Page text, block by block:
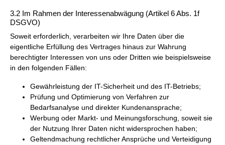
3.2 Im Rahmen der Interessenabwägung (Artikel 6 Abs. 1f
DSGVO)
Soweit erforderlich, verarbeiten wir Ihre Daten über die
eigentliche Erfüllung des Vertrages hinaus zur Wahrung
berechtigter Interessen von uns oder Dritten wie beispielsweise
in den folgenden Fällen:
Gewährleistung der IT-Sicherheit und des IT-Betriebs;
Prüfung und Optimierung von Verfahren zur
Bedarfsanalyse und direkter Kundenansprache;
Werbung oder Markt- und Meinungsforschung, soweit sie
der Nutzung Ihrer Daten nicht widersprochen haben;
Geltendmachung rechtlicher Ansprüche und Verteidigung